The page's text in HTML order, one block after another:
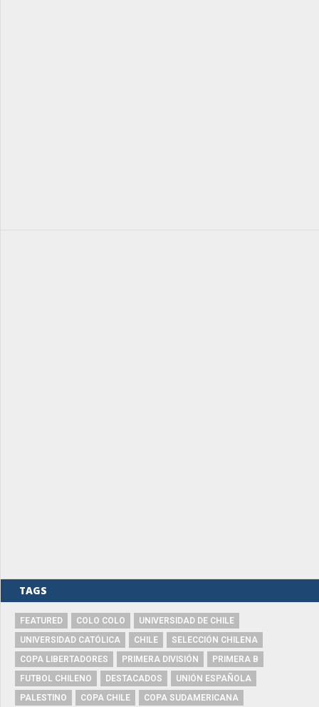
TAGS
FEATURED COLO COLO
UNIVERSIDAD DE CHILE
UNIVERSIDAD CATÓLICA
CHILE
SELECCIÓN CHILENA
COPA LIBERTADORES
PRIMERA DIVISIÓN
PRIMERA B
FUTBOL CHILENO
DESTACADOS
UNIÓN ESPAÑOLA
PALESTINO
COPA CHILE
COPA SUDAMERICANA